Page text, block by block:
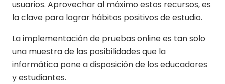
usuarios. Aprovechar al máximo estos recursos, es
la clave para lograr hábitos positivos de estudio.
La implementación de pruebas online es tan solo
una muestra de las posibilidades que la
informática pone a disposición de los educadores
y estudiantes.